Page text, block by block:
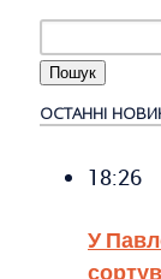
ОСТАННІ
18:26
У